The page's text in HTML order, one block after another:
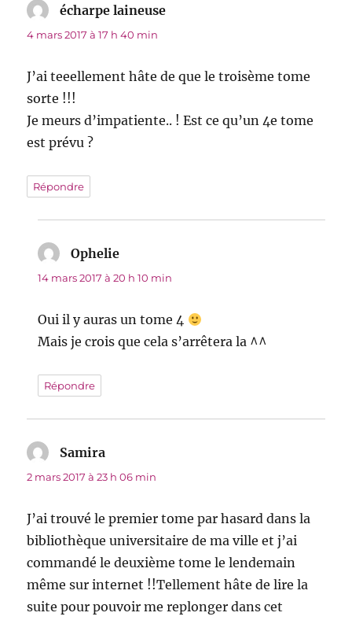
écharpe laineuse
4 mars 2017 à 17 h 40 min
J’ai teeellement hâte de que le troisème tome
sorte !!!
Je meurs d’impatiente.. ! Est ce qu’un 4e tome
est prévu ?
Répondre
Ophelie
14 mars 2017 à 20 h 10 min
Oui il y auras un tome 4
Mais je crois que cela s’arrêtera la ^^
Répondre
Samira
2 mars 2017 à 23 h 06 min
J’ai trouvé le premier tome par hasard dans la
bibliothèque universitaire de ma ville et j’ai
commandé le deuxième tome le lendemain
même sur internet !!Tellement hâte de lire la
suite pour pouvoir me replonger dans cet